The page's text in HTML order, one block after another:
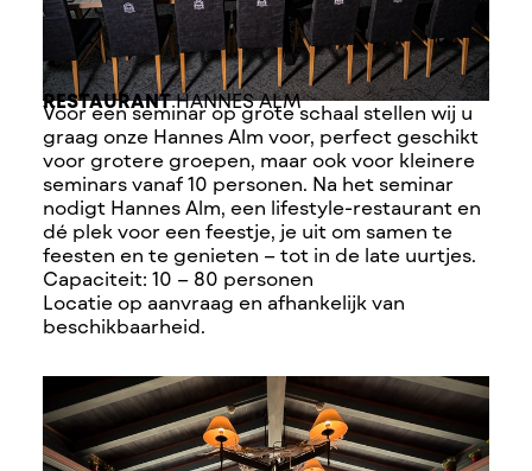
RESTAURANTHANNES ALM
Voor een seminar op grote schaal stellen wij u
graag onze Hannes Alm voor, perfect geschikt
voor grotere groepen, maar ook voor kleinere
seminars vanaf 10 personen. Na het seminar
nodigt Hannes Alm, een lifestyle-restaurant en
dé plek voor een feestje, je uit om samen te
feesten en te genieten – tot in de late uurtjes.
Capaciteit: 10 – 80 personen
Locatie op aanvraag en afhankelijk van
beschikbaarheid.